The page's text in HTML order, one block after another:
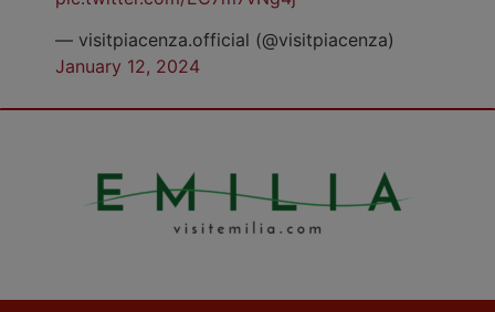
— visitpiacenza.official (@visitpiacenza)
January 12, 2024